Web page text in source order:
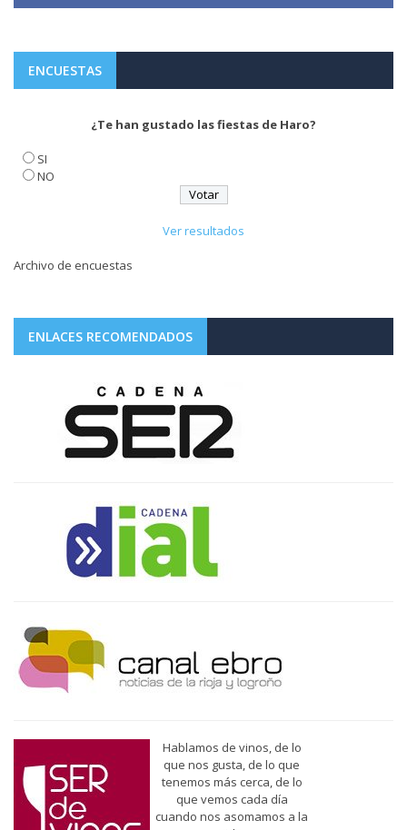
ENCUESTAS
¿Te han gustado las fiestas de Haro?
SI
NO
Ver resultados
Archivo de encuestas
ENLACES RECOMENDADOS
Hablamos de vinos, de lo
que nos gusta, de lo que
tenemos más cerca, de lo
que vemos cada día
cuando nos asomamos a la